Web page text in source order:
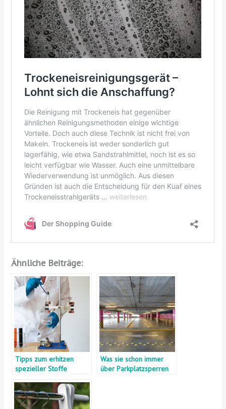
Ähnliche Beiträge:
Tipps zum erhitzen
spezieller Stoffe
Was sie schon immer
über Parkplatzsperren